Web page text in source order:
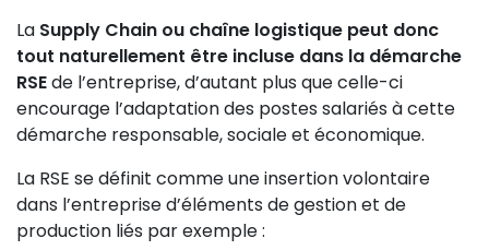
La Supply Chain ou chaîne logistique peut donc
tout naturellement être incluse dans la démarche
RSEde l’entreprise, d’autant plus que celle-ci
encourage l’adaptation des postes salariés à cette
démarche responsable, sociale et économique.
La RSE se définit comme une insertion volontaire
dans l’entreprise d’éléments de gestion et de
production liés par exemple :